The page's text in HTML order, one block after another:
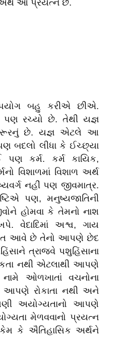
આ પ્રયત્ન છે.
બહુ કરીએ છીએ.
પણ રચ્યો છે. તેથી યજ્ઞ
છે. યજ્ઞ એટલે આ
બદલો લીધા કે ઈચ્છ્યા
પણ કર્મ. કર્મ કાયિક,
વિશાળમાં વિશાળ અર્થ
નહીં પણ જીવમાત્ર.
પણ, મનુષ્યજાતિની
હોમવા કે તેમનો નાશ
વેદાદિમાં અશ્વ, ગાય
વાત આવે છે તેનો આપણે છેદ
ત્રાજવે પશુહિંસાના
નથી એટલાથી આપણે
ઓળખાતાં વચનોના
આપણે રોકાતા નથી અને
અયોગ્યતાનો આપણે
મેળવવાનો પ્રયત્ન
કે ઐતિહાસિક અર્થને